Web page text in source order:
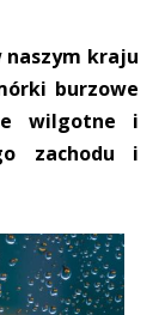
naszym kraju
burzowe
wilgotne i
zachodu i